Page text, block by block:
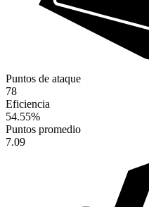
Puntos de ataque
78
Eficiencia
54.55%
Puntos promedio
7.09